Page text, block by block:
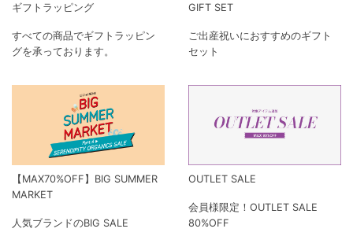
ギフトラッピング
すべての商品でギフトラッピン
グを承っております。
GIFT SET
ご出産祝いにおすすめのギフト
セット
【MAX70%OFF】BIG SUMMER
MARKET
人気ブランドのBIG SALE
OUTLET SALE
会員様限定！OUTLET SALE
80%OFF